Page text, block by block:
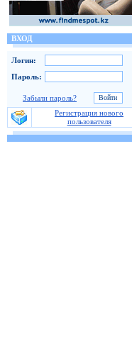
ВХОД
Логин:
Пароль:
Забыли пароль?
Регистрация нового
пользователя